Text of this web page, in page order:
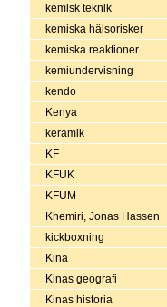
kemisk teknik
kemiska hälsorisker
kemiska reaktioner
kemiundervisning
kendo
Kenya
keramik
KF
KFUK
KFUM
Khemiri, Jonas Hassen
kickboxning
Kina
Kinas geografi
Kinas historia